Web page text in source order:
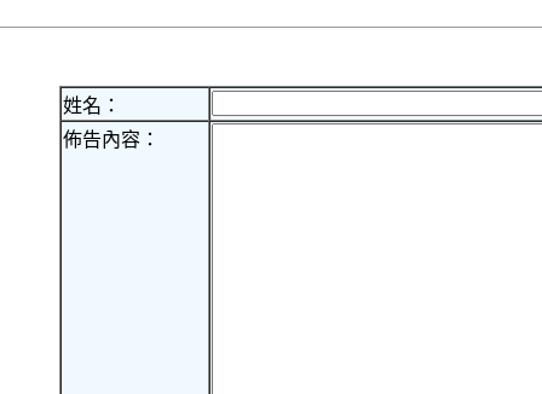
姓名：
佈告內容：